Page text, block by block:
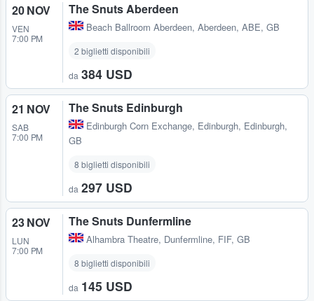
20 NOV
VEN
7:00 PM
The Snuts Aberdeen
Beach Ballroom Aberdeen, Aberdeen, ABE, GB
2 biglietti disponibili
da 384 USD
21 NOV
SAB
7:00 PM
The Snuts Edinburgh
Edinburgh Corn Exchange, Edinburgh, Edinburgh,
GB
8 biglietti disponibili
da 297 USD
23 NOV
LUN
7:00 PM
The Snuts Dunfermline
Alhambra Theatre, Dunfermline, FIF, GB
8 biglietti disponibili
da 145 USD